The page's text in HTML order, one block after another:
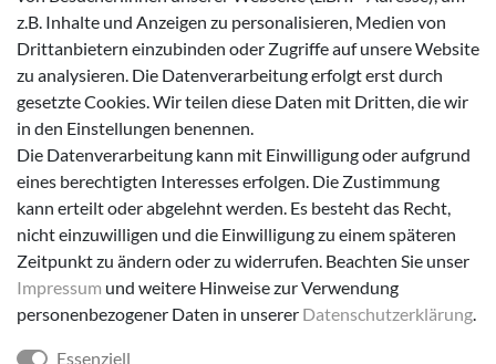
Zahlungsmöglichkeiten
Versanddienstleister
z.B. Inhalte und Anzeigen zu personalisieren, Medien von
Drittanbietern einzubinden oder Zugriffe auf unsere Website
zu analysieren. Die Datenverarbeitung erfolgt erst durch
gesetzte Cookies. Wir teilen diese Daten mit Dritten, die wir
in den Einstellungen benennen.
Die Datenverarbeitung kann mit Einwilligung oder aufgrund
eines berechtigten Interesses erfolgen. Die Zustimmung
kann erteilt oder abgelehnt werden. Es besteht das Recht,
nicht einzuwilligen und die Einwilligung zu einem späteren
Zeitpunkt zu ändern oder zu widerrufen. Beachten Sie unser
Impressum und weitere Hinweise zur Verwendung
personenbezogener Daten in unserer Daten­schutz­erklärung.
Essenziell